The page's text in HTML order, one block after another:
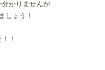
分かりませんが
しょう！
！